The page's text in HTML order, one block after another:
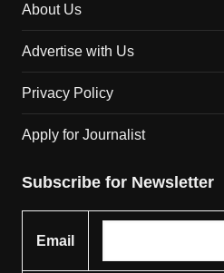
About Us
Advertise with Us
Privacy Policy
Apply for Journalist
Subscribe for Newsletter
Email